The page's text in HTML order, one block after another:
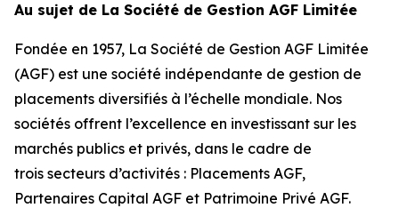
Au sujet de La Société de Gestion AGF Limitée
Fondée en 1957, La Société de Gestion AGF Limitée
(AGF) est une société indépendante de gestion de
placements diversifiés à l’échelle mondiale. Nos
sociétés offrent l’excellence en investissant sur les
marchés publics et privés, dans le cadre de
trois secteurs d’activités : Placements AGF,
Partenaires Capital AGF et Patrimoine Privé AGF.